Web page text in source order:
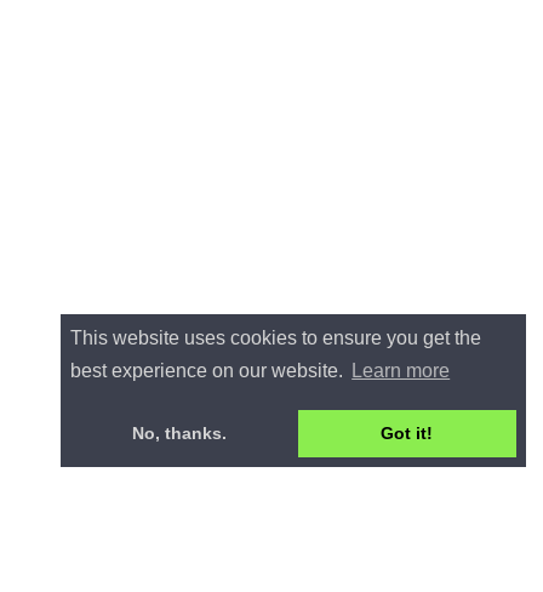
This website uses cookies to ensure you get the
best experience on our website.
Learn more
No, thanks. Got it!